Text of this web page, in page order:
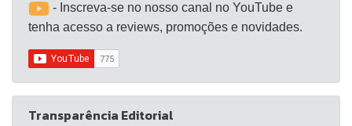
- Inscreva-se no nosso canal no YouTube e
tenha acesso a reviews, promoções e novidades.
Transparência Editorial